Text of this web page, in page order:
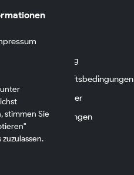
stimmen Sie
Datenschutzerklärung
Geschäftsbedingungen
für Fahrer/Partner